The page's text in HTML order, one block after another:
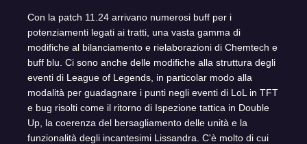
Con la patch 11.24 arrivano numerosi buff per i
potenziamenti legati ai tratti, una vasta gamma di
modifiche al bilanciamento e rielaborazioni di Chemtech e
buff blu. Ci sono anche delle modifiche alla struttura degli
eventi di League of Legends, in particolar modo alla
modalità per guadagnare i punti negli eventi di LoL in TFT
e bug risolti come il ritorno di Ispezione tattica in Double
Up, la coerenza del bersagliamento delle unità e la
funzionalità degli incantesimi Lissandra. C'è molto di cui